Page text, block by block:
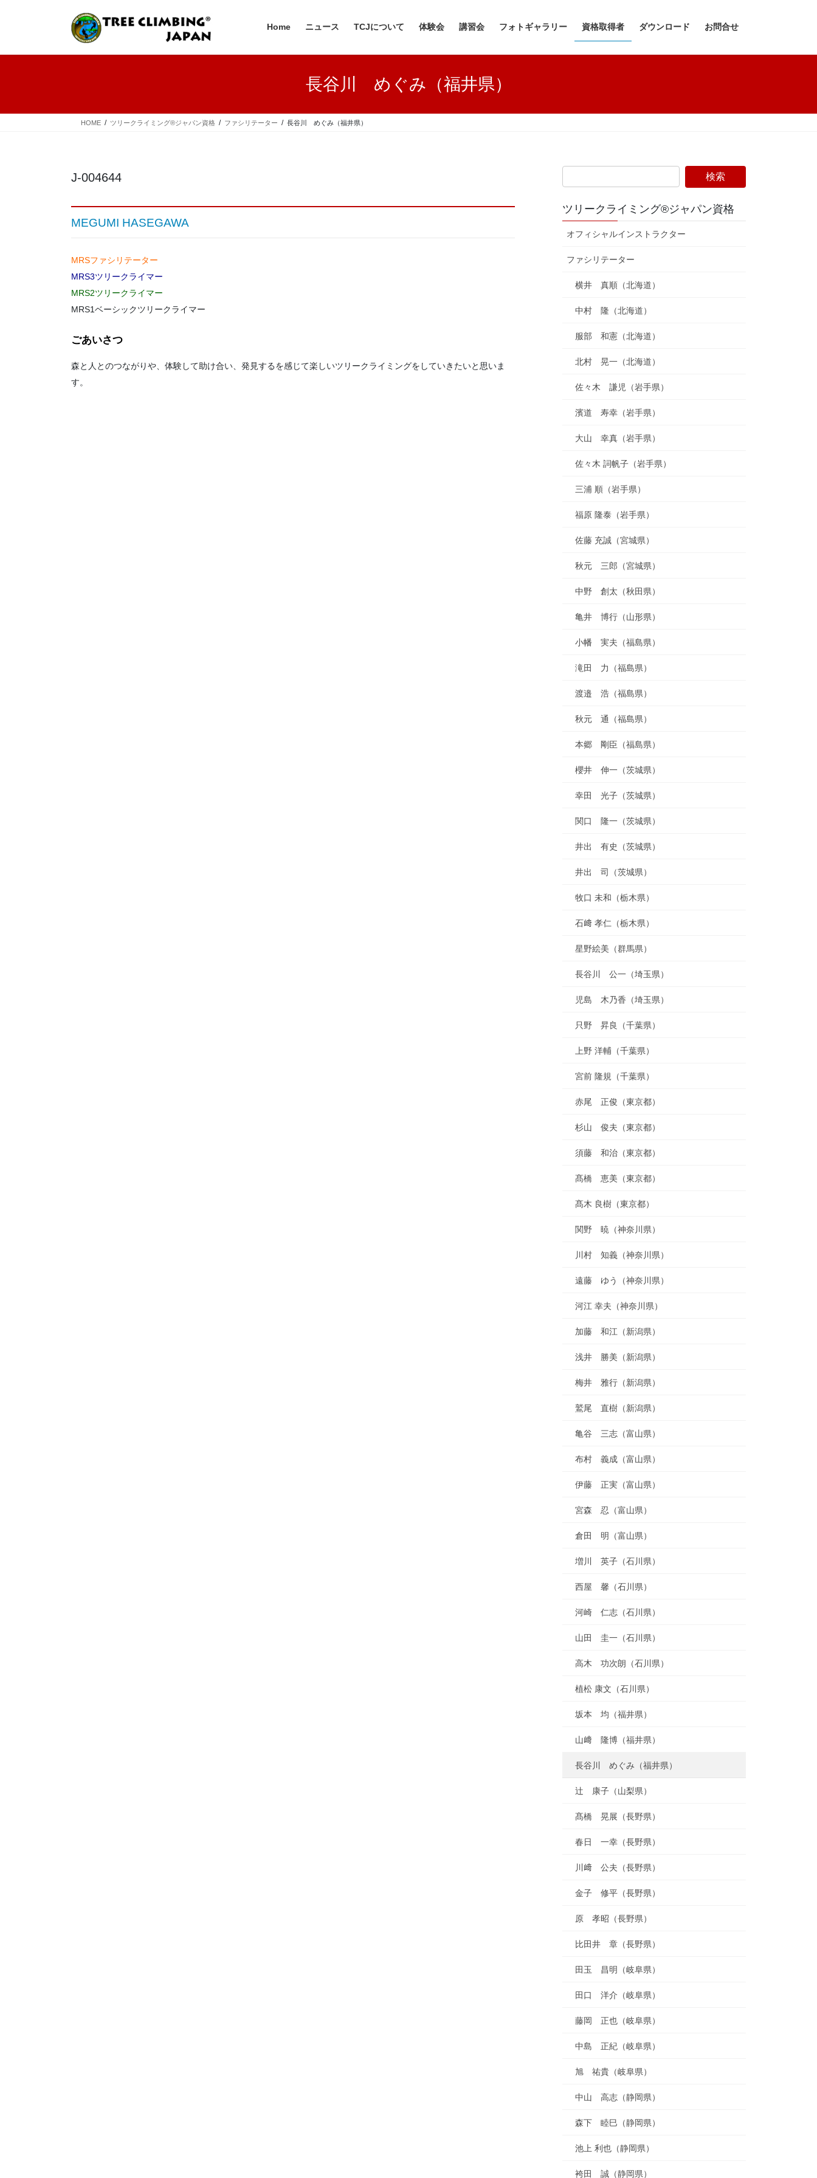
ツ
シ
Home ニュース TCJについて 体験会 講習会 フォトギャラリー 資格取得者 ダウンロード お問合せ
長谷川 めぐみ（福井県）
HOME ツリークライミング®ジャパン資格 ファシリテーター 長谷川 めぐみ（福井県）
J-004644
MEGUMI HASEGAWA
MRSファシリテーター
MRS3ツリークライマー
MRS2ツリークライマー
MRS1ベーシックツリークライマー
ごあいさつ
森と人とのつながりや、体験して助け合い、発見するを感じて楽しいツリークライミングをしていきたいと思いま
す。
ツリークライミング®ジャパン資格
オフィシャルインストラクター
ファシリテーター
横井 真順（北海道）
中村 隆（北海道）
服部 和憲（北海道）
北村 晃一（北海道）
佐々木 謙児（岩手県）
濱道 寿幸（岩手県）
大山 幸真（岩手県）
佐々木 詞帆子（岩手県）
三浦 順（岩手県）
福原 隆泰（岩手県）
佐藤 充誠（宮城県）
秋元 三郎（宮城県）
中野 創太（秋田県）
亀井 博行（山形県）
小幡 実夫（福島県）
滝田 力（福島県）
渡邉 浩（福島県）
秋元 通（福島県）
本郷 剛臣（福島県）
櫻井 伸一（茨城県）
幸田 光子（茨城県）
関口 隆一（茨城県）
井出 有史（茨城県）
井出 司（茨城県）
牧口 未和（栃木県）
石﨑 孝仁（栃木県）
星野絵美（群馬県）
長谷川 公一（埼玉県）
児島 木乃香（埼玉県）
只野 昇良（千葉県）
上野 洋輔（千葉県）
宮前 隆規（千葉県）
赤尾 正俊（東京都）
杉山 俊夫（東京都）
須藤 和治（東京都）
髙橋 恵美（東京都）
髙木 良樹（東京都）
関野 暁（神奈川県）
川村 知義（神奈川県）
遠藤 ゆう（神奈川県）
河江 幸夫（神奈川県）
加藤 和江（新潟県）
浅井 勝美（新潟県）
梅井 雅行（新潟県）
鷲尾 直樹（新潟県）
亀谷 三志（富山県）
布村 義成（富山県）
伊藤 正実（富山県）
宮森 忍（富山県）
倉田 明（富山県）
増川 英子（石川県）
西屋 馨（石川県）
河崎 仁志（石川県）
山田 圭一（石川県）
高木 功次朗（石川県）
植松 康文（石川県）
坂本 均（福井県）
山﨑 隆博（福井県）
長谷川 めぐみ（福井県）
辻 康子（山梨県）
髙橋 晃展（長野県）
春日 一幸（長野県）
川﨑 公夫（長野県）
金子 修平（長野県）
原 孝昭（長野県）
比田井 章（長野県）
田玉 昌明（岐阜県）
田口 洋介（岐阜県）
藤岡 正也（岐阜県）
中島 正紀（岐阜県）
旭 祐貴（岐阜県）
中山 高志（静岡県）
森下 睦巳（静岡県）
池上 利也（静岡県）
袴田 誠（静岡県）